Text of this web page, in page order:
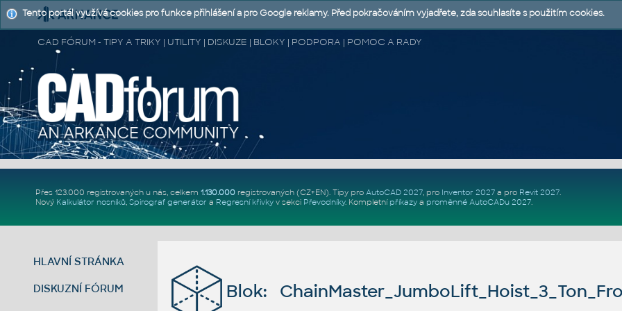
CAD FÓRUM - TIPY A TRIKY | UTILITY | DISKUZE | BLOKY | PODPORA | POMOC A RADY
Přes 123.000 registrovaných u nás, celkem 1.130.000registrovaných (CZ+EN). Tipy pro AutoCAD 2027, pro Inventor 2027a pro Revit 2027.
Nový Kalkulátor nosníků, Spirograf generátor a Regresní křivkyv sekci Převodníky. Kompletní příkazya proměnné AutoCADu 2027.
HLAVNÍ STRÁNKA
DISKUZNÍ FÓRUM Blok:
Tento portál využívá cookies pro funkce přihlášení a pro Google reklamy. Před pokračováním vyjadřete, zda souhlasíte s použitím cookies.